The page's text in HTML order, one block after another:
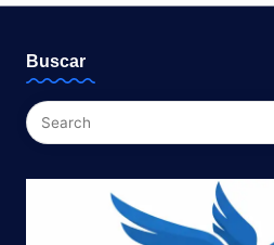
s
t
a
Buscar